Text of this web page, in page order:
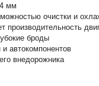
мм
очистки и
производительность
броды
автокомпонентов
внедорожника